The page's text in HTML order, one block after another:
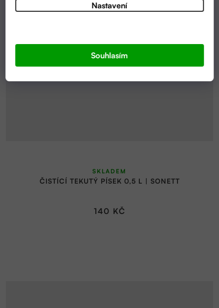
Nastavení
Souhlasím
ČISTÍCÍ TEKUTÝ PÍSEK 0,5 L | SONETT
SKLADEM
140 KČ